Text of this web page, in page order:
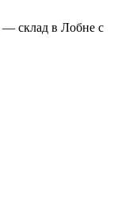
— склад в Лобне с